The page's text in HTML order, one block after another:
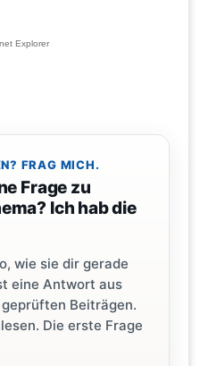
Explorer
FRAG MICH.
Frage zu
Ich hab die
wie sie dir gerade
eine Antwort aus
Beiträgen.
Die erste Frage